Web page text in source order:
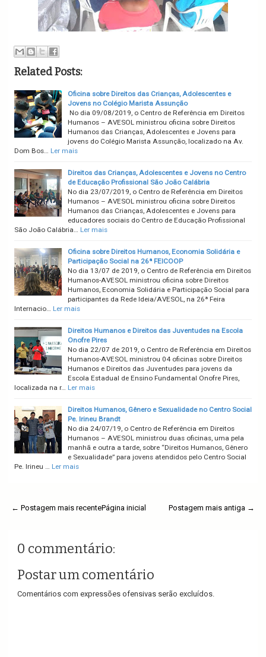
Related Posts:
Oficina sobre Direitos das Crianças, Adolescentes e
Jovens no Colégio Marista Assunção
No dia 09/08/2019, o Centro de Referência em Direitos
Humanos – AVESOL ministrou oficina sobre Direitos
Humanos das Crianças, Adolescentes e Jovens para
jovens do Colégio Marista Assunção, localizado na Av.
Dom Bos… Ler mais
Direitos das Crianças, Adolescentes e Jovens no Centro
de Educação Profissional São João Calábria
No dia 23/07/2019, o Centro de Referência em Direitos
Humanos – AVESOL ministrou oficina sobre Direitos
Humanos das Crianças, Adolescentes e Jovens para
educadores sociais do Centro de Educação Profissional
São João Calábria… Ler mais
Oficina sobre Direitos Humanos, Economia Solidária e
Participação Social na 26ª FEICOOP
No dia 13/07 de 2019, o Centro de Referência em Direitos
Humanos-AVESOL ministrou oficina sobre Direitos
Humanos, Economia Solidária e Participação Social para
participantes da Rede Ideia/AVESOL, na 26ª Feira
Internacio… Ler mais
Direitos Humanos e Direitos das Juventudes na Escola
Onofre Pires
No dia 22/07 de 2019, o Centro de Referência em Direitos
Humanos-AVESOL ministrou 04 oficinas sobre Direitos
Humanos e Direitos das Juventudes para jovens da
Escola Estadual de Ensino Fundamental Onofre Pires,
localizada na r… Ler mais
Direitos Humanos, Gênero e Sexualidade no Centro Social
Pe. Irineu Brandt
No dia 24/07/19, o Centro de Referência em Direitos
Humanos – AVESOL ministrou duas oficinas, uma pela
manhã e outra a tarde, sobre “Direitos Humanos, Gênero
e Sexualidade” para jovens atendidos pelo Centro Social
Pe. Irineu … Ler mais
← Postagem mais recente Postagem mais antiga →
Página inicial
0 commentário:
Postar um comentário
Comentários com expressões ofensivas serão excluídos.